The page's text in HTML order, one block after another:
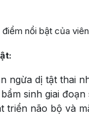
nổi bật của
ngừa dị tật thai
sinh giai đoạn
triển não bộ và